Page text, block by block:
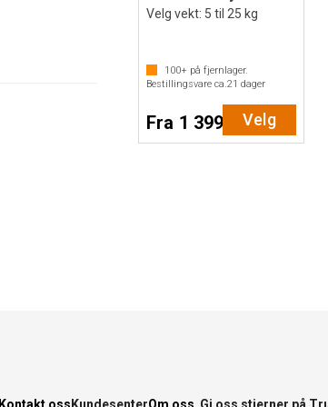
Velg vekt: 5 til 25 kg
100+ på fjernlager.
Bestillingsvare ca.21 dager
Fra 1 399,- Velg